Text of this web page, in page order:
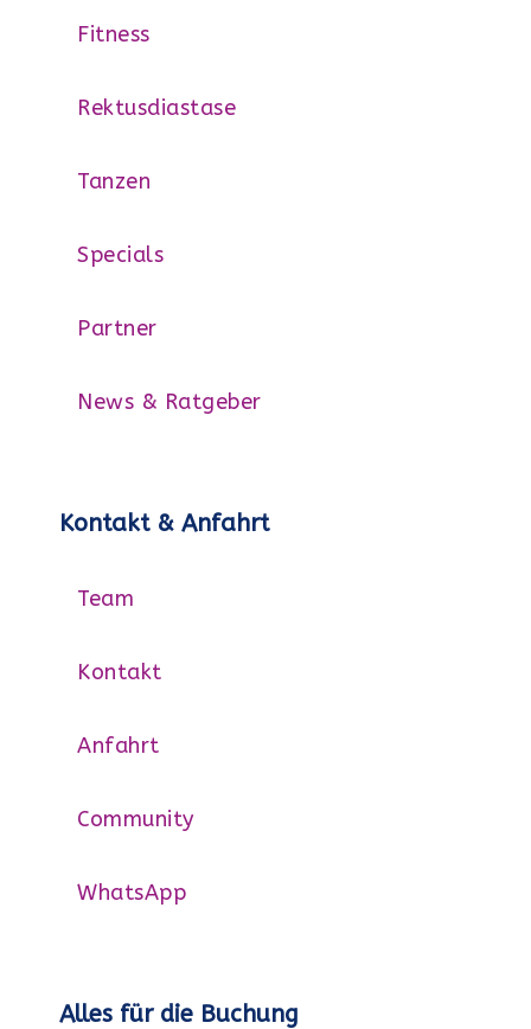
Fitness
Rektusdiastase
Tanzen
Specials
Partner
News & Ratgeber
Kontakt & Anfahrt
Team
Kontakt
Anfahrt
Community
WhatsApp
Alles für die Buchung